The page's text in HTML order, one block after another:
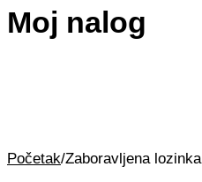
Moj nalog
Početak/Zaboravljena lozinka